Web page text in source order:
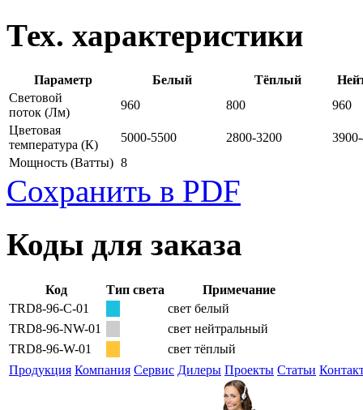
Тех. характеристики
Параметр Белый Тёплый
Световой
поток (Лм)
960 800
960
Цветовая
температура (К)
5000-5500 2800-3200
Мощность (Ватты) 8
Сохранить в PDF
Коды для заказа
Код Тип света
Примечание
TRD8-96-C-01
свет белый
TRD8-96-NW-01
свет нейтральный
TRD8-96-W-01
свет тёплый
Продукция Компания Сервис Дилеры Проекты Статьи